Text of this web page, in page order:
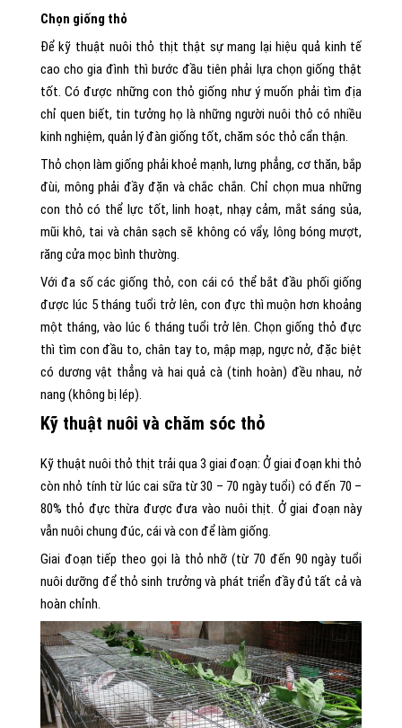
Chọn giống thỏ
Để kỹ thuật nuôi thỏ thịt thật sự mang lại hiệu quả kinh tế
cao cho gia đình thì bước đầu tiên phải lựa chọn giống thật
tốt. Có được những con thỏ giống như ý muốn phải tìm địa
chỉ quen biết, tin tưởng họ là những người nuôi thỏ có nhiều
kinh nghiệm, quản lý đàn giống tốt, chăm sóc thỏ cẩn thận.
Thỏ chọn làm giống phải khoẻ mạnh, lưng phẳng, cơ thăn, bắp
đùi, mông phải đầy đặn và chắc chắn. Chỉ chọn mua những
con thỏ có thể lực tốt, linh hoạt, nhạy cảm, mắt sáng sủa,
mũi khô, tai và chân sạch sẽ không có vẩy, lông bóng mượt,
răng cửa mọc bình thường.
Với đa số các giống thỏ, con cái có thể bắt đầu phối giống
được lúc 5 tháng tuổi trở lên, con đực thì muộn hơn khoảng
một tháng, vào lúc 6 tháng tuổi trở lên. Chọn giống thỏ đực
thì tìm con đầu to, chân tay to, mập mạp, ngực nở, đặc biệt
có dương vật thẳng và hai quả cà (tinh hoàn) đều nhau, nở
nang (không bị lép).
Kỹ thuật nuôi và chăm sóc thỏ
Kỹ thuật nuôi thỏ thịt trải qua 3 giai đoạn: Ở giai đoạn khi thỏ
còn nhỏ tính từ lúc cai sữa từ 30 – 70 ngày tuổi) có đến 70 –
80% thỏ đực thừa được đưa vào nuôi thịt. Ở giai đoạn này
vẫn nuôi chung đúc, cái và con để làm giống.
Giai đoạn tiếp theo gọi là thỏ nhỡ (từ 70 đến 90 ngày tuổi
nuôi dưỡng để thỏ sinh trưởng và phát triển đầy đủ tất cả và
hoàn chỉnh.